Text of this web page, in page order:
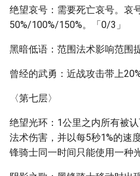
绝望哀号：需要死亡哀号。哀
50%/100%/150%。「0/3」
黑暗低语：范围法术影响范围
曾经的武勇：近战攻击带上
〈第七层〉
绝望光环：1公里之内所有被认
法术伤害，并以每5秒1%的速
锋骑士同一时间只能使用一种